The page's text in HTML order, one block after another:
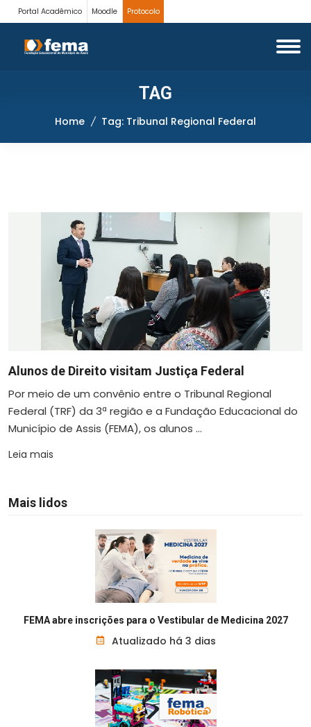
Portal Acadêmico Moodle Protocolo
TAG
Home Tag: Tribunal Regional Federal
Alunos de Direito visitam Justiça Federal
Por meio de um convênio entre o Tribunal Regional
Federal (TRF) da 3ª região e a Fundação Educacional do
Município de Assis (FEMA), os alunos ...
Leia mais
Mais lidos
FEMA abre inscrições para o Vestibular de Medicina 2027
Atualizado há 3 dias